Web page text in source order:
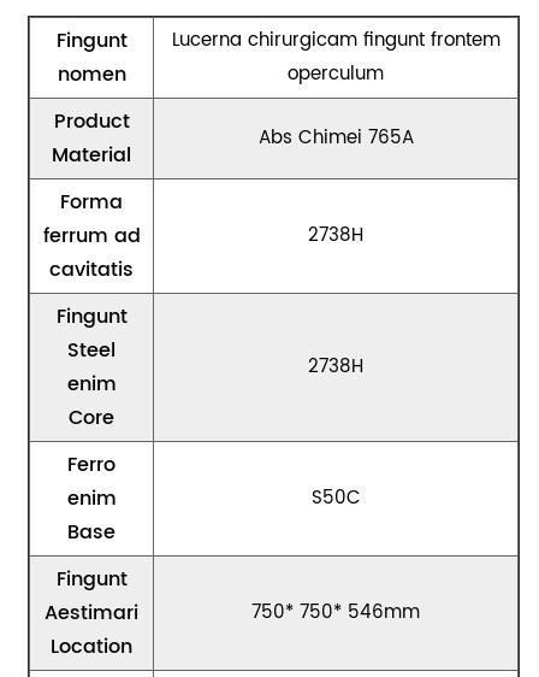
Fingunt
nomen
Lucerna chirurgicam fingunt frontem
operculum
Product
Material
Abs Chimei 765A
Forma
ferrum ad
cavitatis
2738H
Fingunt
Steel
enim
Core
2738H
Ferro
enim
Base
S50C
Fingunt
Aestimari
Location
750* 750* 546mm